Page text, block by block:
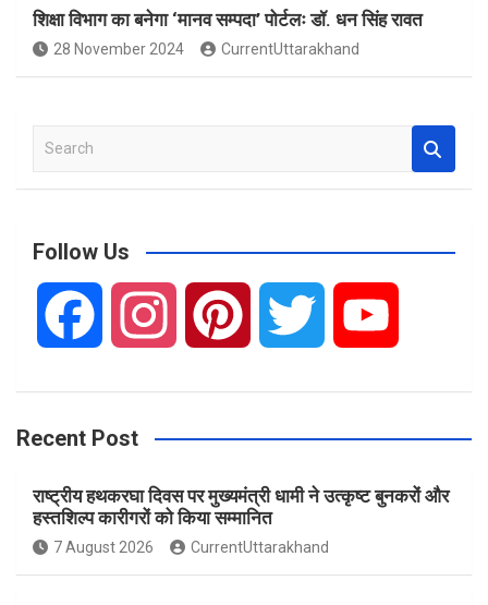
शिक्षा विभाग का बनेगा ‘मानव सम्पदा’ पोर्टलः डॉ. धन सिंह रावत
28 November 2024 CurrentUttarakhand
a
c
Follow Us
c
e
b
s
t
a
n
t
e
i
t
u
u
Recent Post
राष्ट्रीय हथकरघा दिवस पर मुख्यमंत्री धामी ने उत्कृष्ट बुनकरों और
हस्तशिल्प कारीगरों को किया सम्मानित
7 August 2026 CurrentUttarakhand